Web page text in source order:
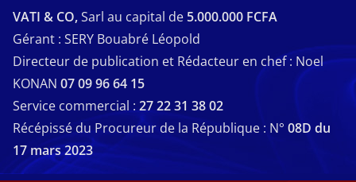
VATI & CO,Sarl au capital de 5.000.000 FCFA
Gérant : SERY Bouabré Léopold
Directeur de publication et Rédacteur en chef : Noel
KONAN 07 09 96 64 15
Service commercial : 27 22 31 38 02
Récépissé du Procureur de la République : N° 08D du
17 mars 2023